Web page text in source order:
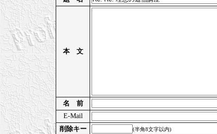
本 文
名 前
E-Mail
削除キー
(半角8文字以内)